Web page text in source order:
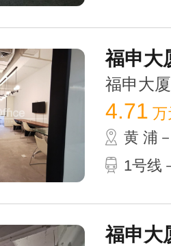
福申大
福申大
4.71 万
黄 浦
1号线
福申大